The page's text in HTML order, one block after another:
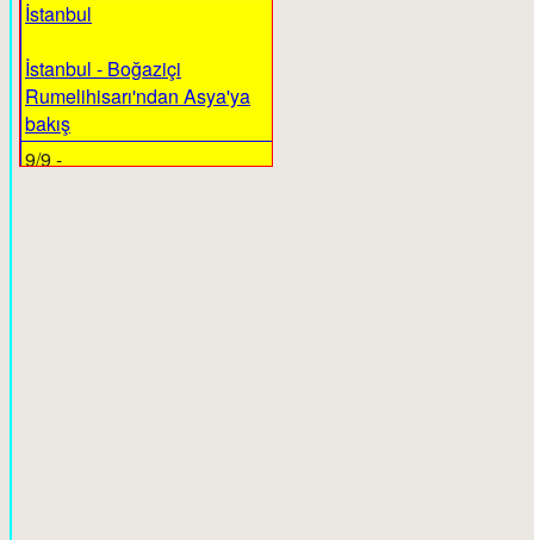
İstanbul
İstanbul - Boğaziçi
Rumelihisarı'ndan Asya'ya
bakış
9/9 -